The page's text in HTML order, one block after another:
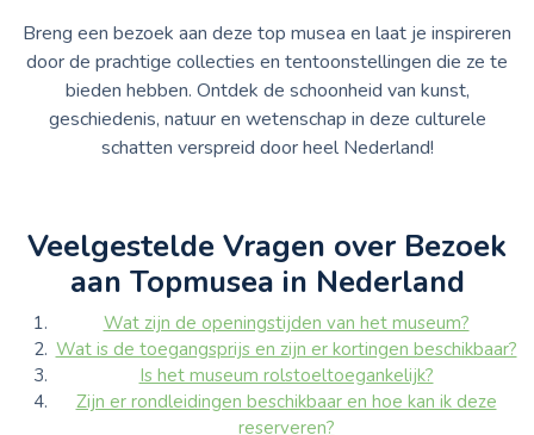
Breng een bezoek aan deze top musea en laat je inspireren
door de prachtige collecties en tentoonstellingen die ze te
bieden hebben. Ontdek de schoonheid van kunst,
geschiedenis, natuur en wetenschap in deze culturele
schatten verspreid door heel Nederland!
Veelgestelde Vragen over Bezoek
aan Topmusea in Nederland
Wat zijn de openingstijden van het museum?
Wat is de toegangsprijs en zijn er kortingen beschikbaar?
Is het museum rolstoeltoegankelijk?
Zijn er rondleidingen beschikbaar en hoe kan ik deze
reserveren?